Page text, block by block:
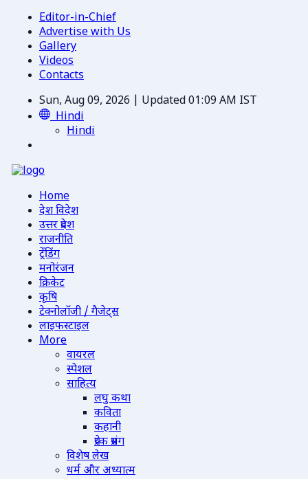
Editor-in-Chief
Advertise with Us
Gallery
Videos
Contacts
Sun, Aug 09, 2026 | Updated 01:09 AM IST
Hindi
Hindi
Home
देश विदेश
उत्तर प्रदेश
राजनीति
ट्रेंडिंग
मनोरंजन
क्रिकेट
कृषि
टेक्नोलॉजी / गैजेट्स
लाइफस्टाइल
More
वायरल
स्पेशल
साहित्य
लघु कथा
कविता
कहानी
प्रेरक प्रसंग
विशेष लेख
धर्म और अध्यात्म